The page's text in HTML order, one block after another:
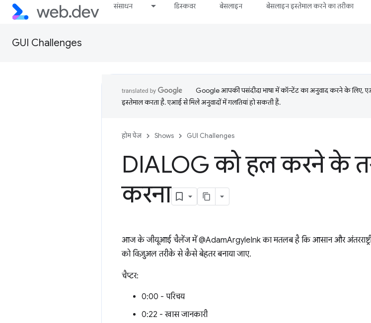
संसाधन डिस्कवर बेसलाइन बेसलाइन इस्तेमाल करने का तरीका
GUI Challenges
Google आपकी पसंदीदा भाषा में कॉन्टेंट का अनुवाद करने के लिए,
इस्तेमाल करता है. एआई से मिले अनुवादों में गलतियां हो सकती हैं.
होम पेज Shows GUI Challenges
DIALOG को हल करने के
करना
आज के जीयूआई चैलेंज में @AdamArgyleInk का मतलब है कि आसान और
को विज़ुअल तरीके से कैसे बेहतर बनाया जाए.
चैप्टर:
0:00 - परिचय
0:22 - खास जानकारी